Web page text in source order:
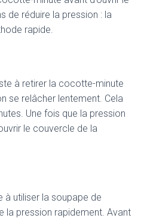
de réduire la pression : la
rapide.
à retirer la cocotte-minute
se relâcher lentement. Cela
Une fois que la pression
le couvercle de la
à utiliser la soupape de
la pression rapidement. Avant